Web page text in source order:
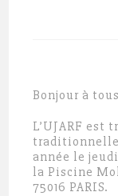
Bonjour à
L’UJARF est
traditionnelle
année le
la Piscine
75016 PARIS.